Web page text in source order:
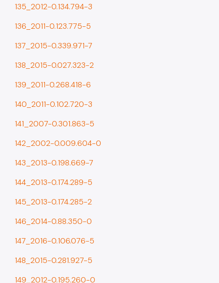
135_2012-0.134.794-3
136_2011-0.123.775-5
137_2015-0.339.971-7
138_2015-0.027.323-2
139_2011-0.268.418-6
140_2011-0.102.720-3
141_2007-0.301.863-5
142_2002-0.009.604-0
143_2013-0.198.669-7
144_2013-0.174.289-5
145_2013-0.174.285-2
146_2014-0.88.350-0
147_2016-0.106.076-5
148_2015-0.281.927-5
149_2012-0.195.260-0